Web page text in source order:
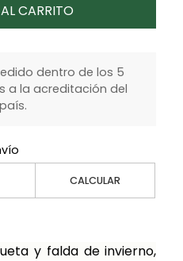
CARRITO
dentro de los 5
a la acreditación del
CALCULAR
y falda de invierno,